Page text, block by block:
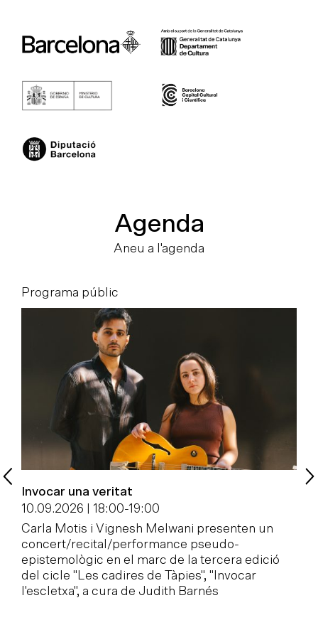
Agenda
Aneu a l'agenda
Programa públic
Invocar una veritat
10.09.2026 | 18:00-19:00
Carla Motis i Vignesh Melwani presenten un
concert/recital/performance pseudo-
epistemològic en el marc de la tercera edició
del cicle "Les cadires de Tàpies", "Invocar
l'escletxa", a cura de Judith Barnés